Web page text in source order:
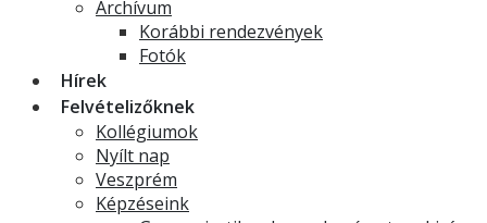
Archívum
Korábbi rendezvények
Fotók
Hírek
Felvételizőknek
Kollégiumok
Nyílt nap
Veszprém
Képzéseink